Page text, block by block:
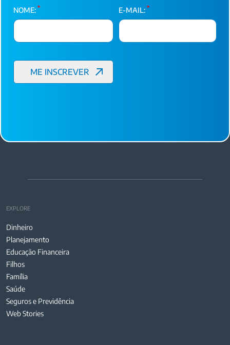
NOME: * E-MAIL: *
EXPLORE
Dinheiro
Planejamento
Educação Financeira
Filhos
Família
Saúde
Seguros e Previdência
Web Stories